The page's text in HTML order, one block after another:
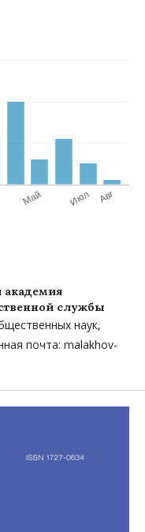
академия
службы
наук,
почта: malakhov-